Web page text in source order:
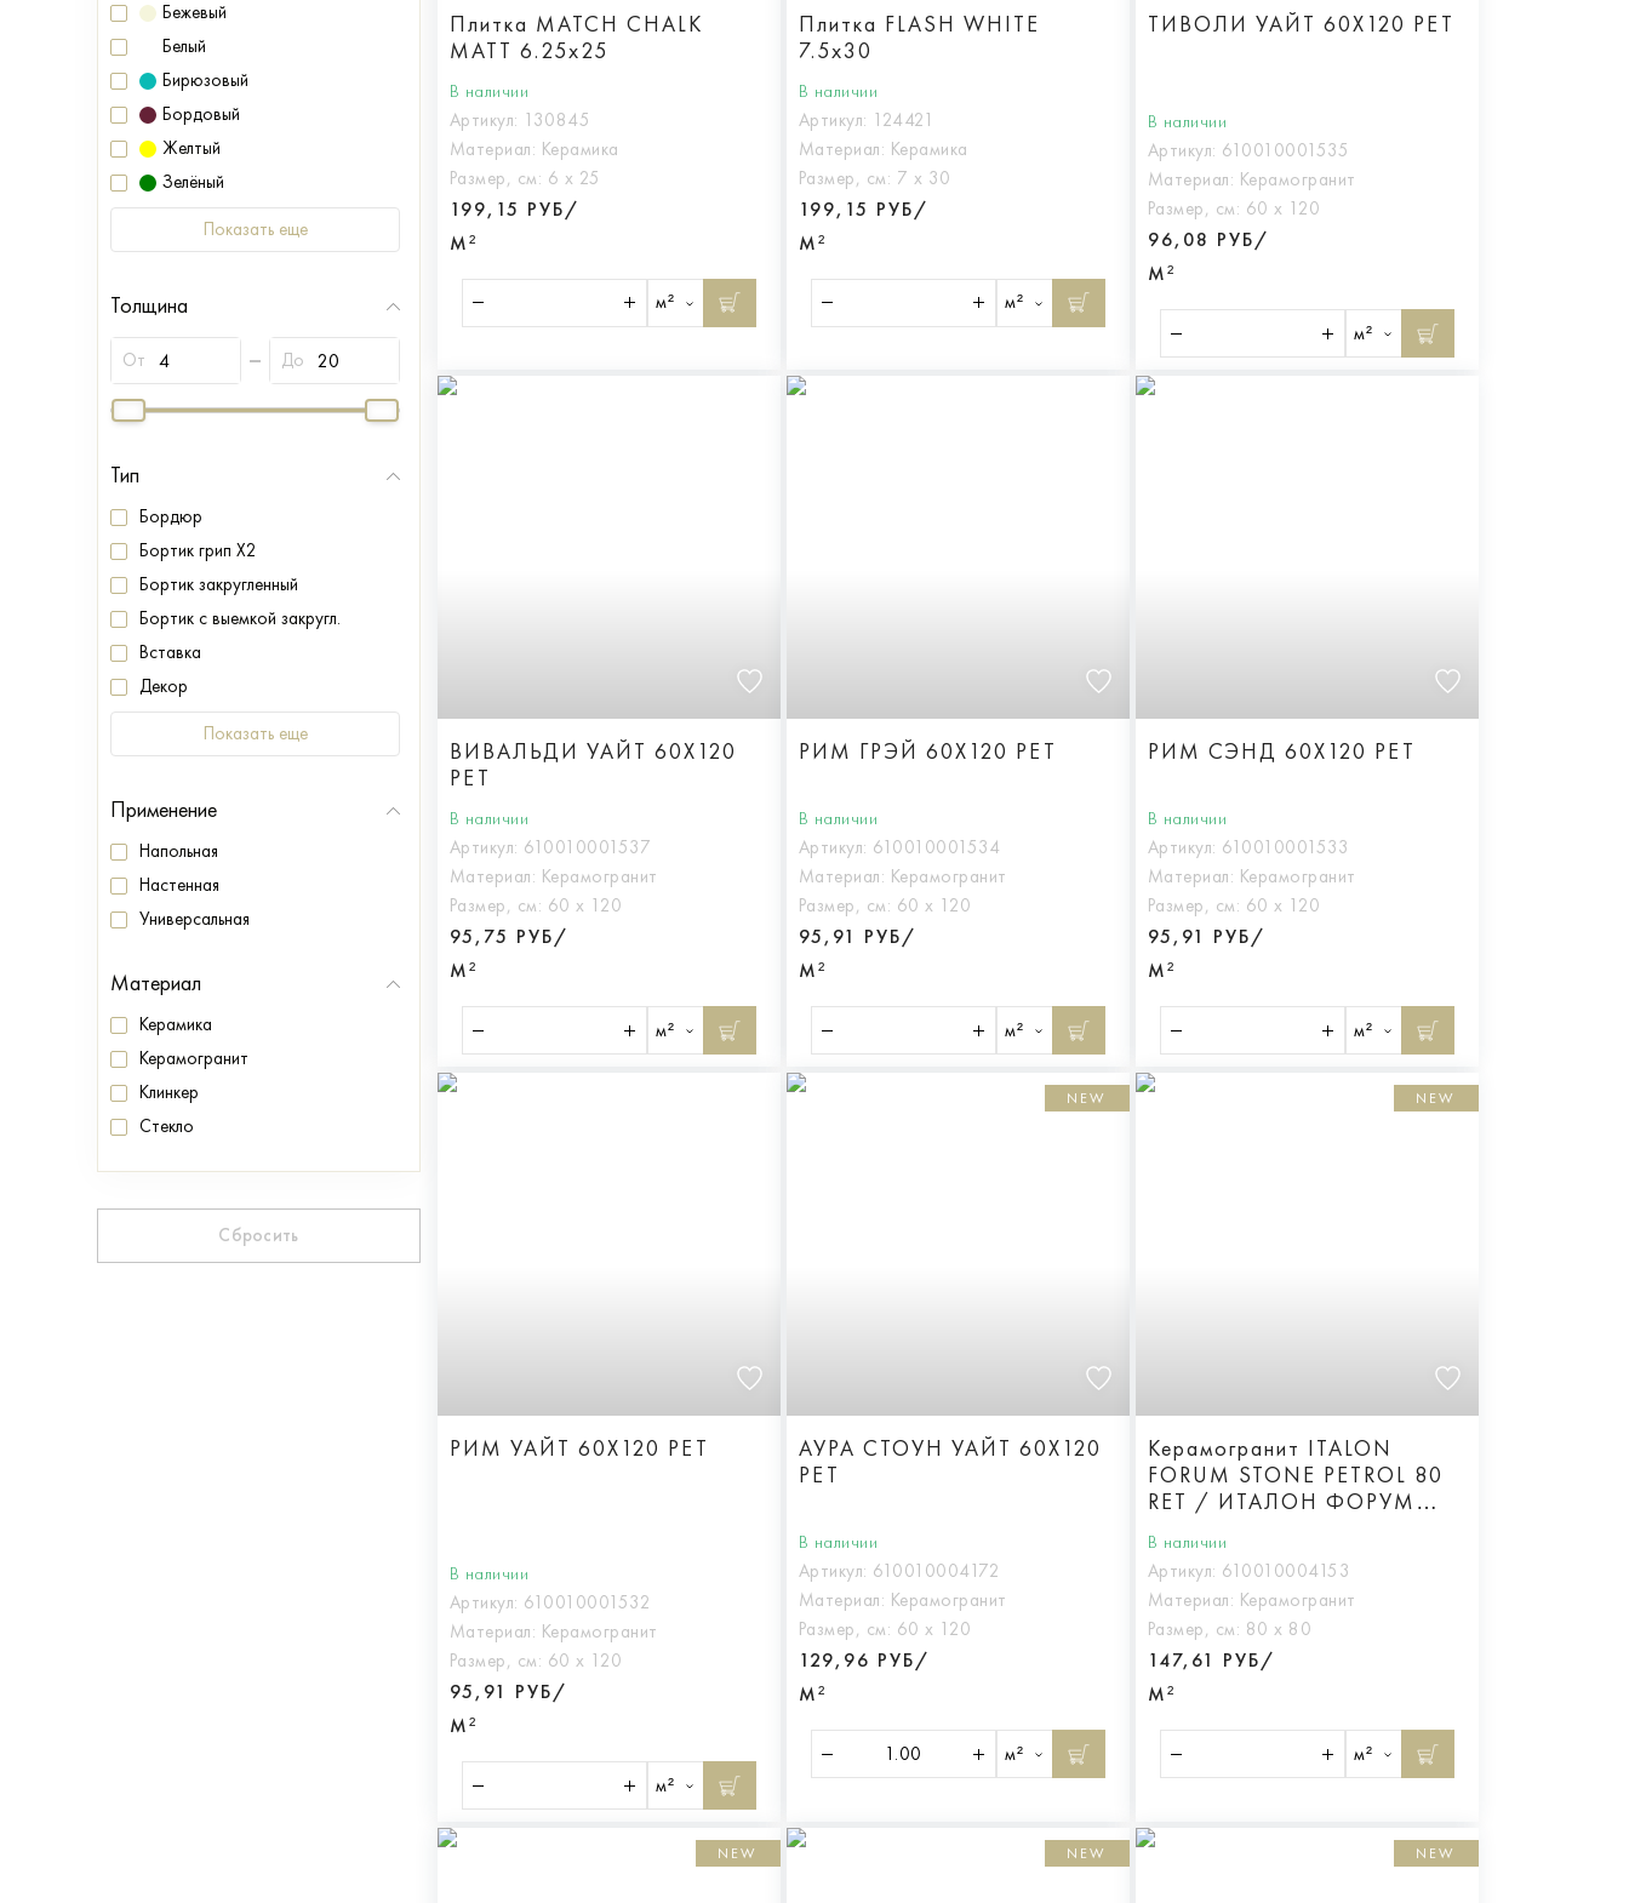
Бежевый
Белый
Бирюзовый
Бордовый
Желтый
Зелёный
Показать еще
Толщина
От До
Тип
Бордюр
Бортик грип X2
Бортик закругленный
Бортик с выемкой закругл.
Вставка
Декор
Показать еще
Применение
Напольная
Настенная
Универсальная
Материал
Керамика
Керамогранит
Клинкер
Стекло
Сбросить
Плитка MATCH CHALK
MATT 6.25x25
В наличии
Артикул: 130845
Материал: Керамика
Размер, см: 6 х 25
199,15 РУБ/
М²
м²
Плитка FLASH WHITE
7.5x30
В наличии
Артикул: 124421
Материал: Керамика
Размер, см: 7 х 30
199,15 РУБ/
М²
м²
ТИВОЛИ УАЙТ 60X120 РЕТ
В наличии
Артикул: 610010001535
Материал: Керамогранит
Размер, см: 60 х 120
96,08 РУБ/
М²
м²
ВИВАЛЬДИ УАЙТ 60X120
РЕТ
В наличии
Артикул: 610010001537
Материал: Керамогранит
Размер, см: 60 х 120
95,75 РУБ/
М²
м²
РИМ ГРЭЙ 60X120 РЕТ
В наличии
Артикул: 610010001534
Материал: Керамогранит
Размер, см: 60 х 120
95,91 РУБ/
М²
м²
РИМ СЭНД 60X120 РЕТ
В наличии
Артикул: 610010001533
Материал: Керамогранит
Размер, см: 60 х 120
95,91 РУБ/
М²
м²
РИМ УАЙТ 60X120 РЕТ
В наличии
Артикул: 610010001532
Материал: Керамогранит
Размер, см: 60 х 120
95,91 РУБ/
М²
м²
NEW
АУРА СТОУН УАЙТ 60X120
РЕТ
В наличии
Артикул: 610010004172
Материал: Керамогранит
Размер, см: 60 х 120
129,96 РУБ/
М²
м²
NEW
Керамогранит ITALON
FORUM STONE PETROL 80
RET / ИТАЛОН ФОРУМ
СТОУН ПЕТРОЛ 80 РЕТ,
арт.610010004153
В наличии
Артикул: 610010004153
Материал: Керамогранит
Размер, см: 80 х 80
147,61 РУБ/
М²
м²
NEW NEW NEW